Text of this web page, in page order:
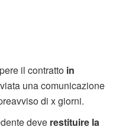
il contratto in
una comunicazione
di x giorni.
deve restituire la